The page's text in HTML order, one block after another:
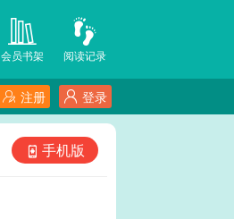
阅读记录
会员书架
登录
注册
手机版